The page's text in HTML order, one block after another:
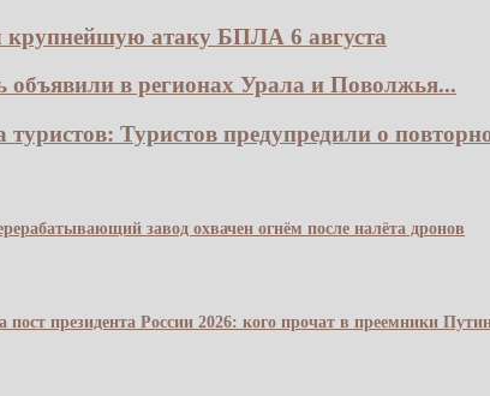
крупнейшую атаку БПЛА 6 августа
объявили в регионах Урала и Поволжья...
Туристов предупредили о
завод охвачен огнём после налёта дронов
пост президента России 2026: кого прочат в преемники